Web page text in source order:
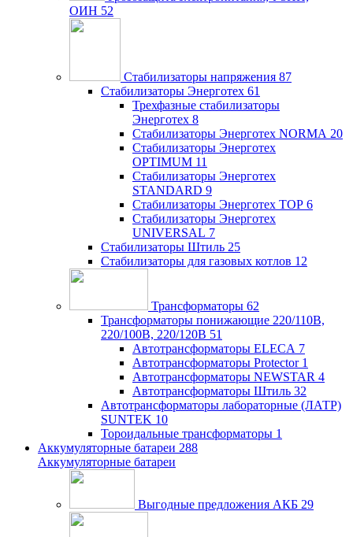
ОИН 52
Стабилизаторы напряжения 87
Стабилизаторы Энерготех 61
Трехфазные стабилизаторы
Энерготех 8
Стабилизаторы Энерготех NORMA 20
Стабилизаторы Энерготех
OPTIMUM 11
Стабилизаторы Энерготех
STANDARD 9
Стабилизаторы Энерготех TOP 6
Стабилизаторы Энерготех
UNIVERSAL 7
Стабилизаторы Штиль 25
Стабилизаторы для газовых котлов 12
Трансформаторы 62
Трансформаторы понижающие 220/110В,
220/100В, 220/120В 51
Автотрансформаторы ELECA 7
Автотрансформаторы Protector 1
Автотрансформаторы NEWSTAR 4
Автотрансформаторы Штиль 32
Автотрансформаторы лабораторные (ЛАТР)
SUNTEK 10
Тороидальные трансформаторы 1
Аккумуляторные батареи 288
Аккумуляторные батареи
Выгодные предложения АКБ 29